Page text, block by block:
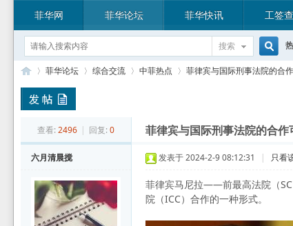
菲华网 菲华论坛 菲华快讯 工签
搜索
搜
索
菲华论坛 综合交流 中菲热点
›
菲律宾与国际刑事法院的合
查看: 2496 | 回复: 0 菲律宾与国际刑事法院的合
六月清晨搅 发表于 2024-2-9 08:12:31 | 只看
菲律宾马尼拉——前最高法院（
院（ICC）合作的一种形式。